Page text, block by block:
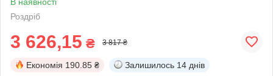
Роздріб
3 626,15 ₴ 3 817 ₴
Економія 190.85 ₴ Залишилось 14 днів